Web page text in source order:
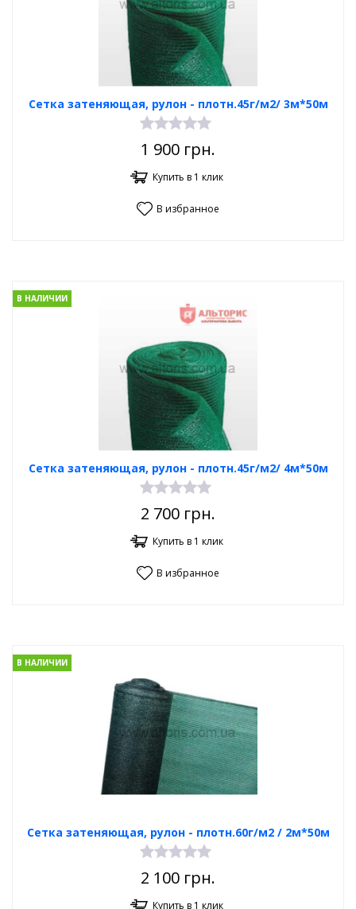
Сетка затеняющая, рулон - плотн.45г/м2/ 3м*50м
1 900 грн.
Купить в 1 клик
В избранное
Сетка затеняющая, рулон - плотн.45г/м2/ 4м*50м
В НАЛИЧИИ
2 700 грн.
Купить в 1 клик
В избранное
Сетка затеняющая, рулон - плотн.60г/м2 / 2м*50м
В НАЛИЧИИ
2 100 грн.
Купить в 1 клик